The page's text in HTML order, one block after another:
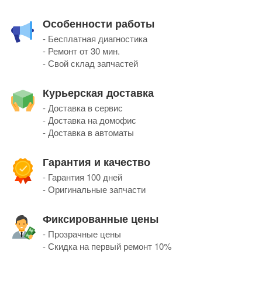
Особенности работы
- Бесплатная диагностика
- Ремонт от 30 мин.
- Свой склад запчастей
Курьерская доставка
- Доставка в сервис
- Доставка на домофис
- Доставка в автоматы
Гарантия и качество
- Гарантия 100 дней
- Оригинальные запчасти
Фиксированные цены
- Прозрачные цены
- Скидка на первый ремонт 10%